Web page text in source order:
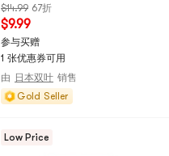
$14.99 67折
$9.99
参与买赠
1 张优惠券可用
由 日本双叶 销售
Gold Seller
Low Price